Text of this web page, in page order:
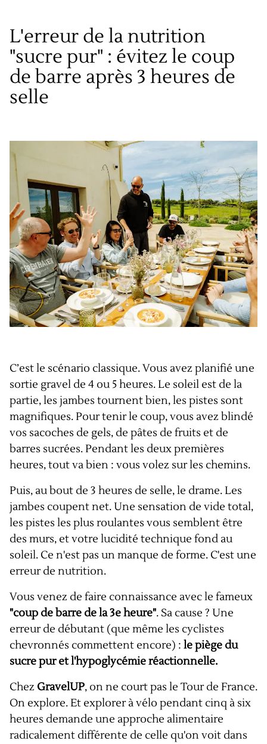
L'erreur de la nutrition
"sucre pur" : évitez le coup
de barre après 3 heures de
selle
C’est le scénario classique. Vous avez planifié une
sortie gravel de 4 ou 5 heures. Le soleil est de la
partie, les jambes tournent bien, les pistes sont
magnifiques. Pour tenir le coup, vous avez blindé
vos sacoches de gels, de pâtes de fruits et de
barres sucrées. Pendant les deux premières
heures, tout va bien : vous volez sur les chemins.
Puis, au bout de 3 heures de selle, le drame. Les
jambes coupent net. Une sensation de vide total,
les pistes les plus roulantes vous semblent être
des murs, et votre lucidité technique fond au
soleil. Ce n'est pas un manque de forme. C'est une
erreur de nutrition.
Vous venez de faire connaissance avec le fameux
"coup de barre de la 3e heure". Sa cause ? Une
erreur de débutant (que même les cyclistes
chevronnés commettent encore) : le piège du
sucre pur et l'hypoglycémie réactionnelle.
Chez GravelUP, on ne court pas le Tour de France.
On explore. Et explorer à vélo pendant cinq à six
heures demande une approche alimentaire
radicalement différente de celle qu'on voit dans